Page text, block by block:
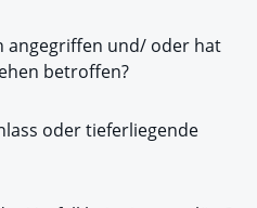
angegriffen und/ oder hat
betroffen?
oder tieferliegende